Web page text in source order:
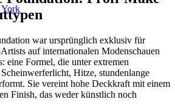
war ursprünglich exklusiv für
auf internationalen Modenschauen
eine Formel, die unter extremen
Hitze, stundenlange
Sie vereint hohe Deckkraft mit einem
Finish, das weder künstlich noch